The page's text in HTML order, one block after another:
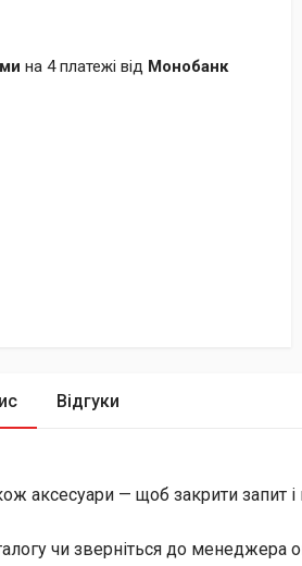
на 4 платежі від Монобанк
Відгуки
аксесуари — щоб закрити запит і
чи зверніться до менеджера